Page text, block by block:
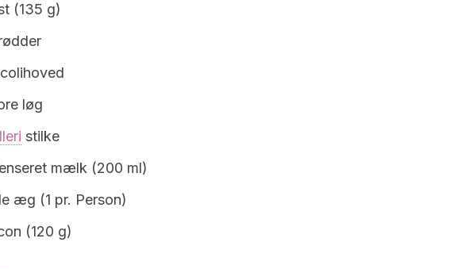
(135 g)
løg
stilke
mælk (200 ml)
æg (1 pr. Person)
(120 g)